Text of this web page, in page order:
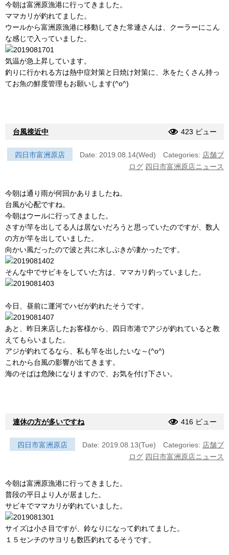
今朝は富洲原漁港に行ってきました。
ママカリが釣れてました。
ウールから富洲原漁港に移動してきた常連さんは、クーラーにこん
な感じで入っていました。
気温が急上昇しています。
釣りに行かれる方は熱中症対策と日焼け対策に、氷をたくさん持っ
てお魚の鮮度管理もお願いします(^o^)
台風接近中 423 ビュー
四日市富洲原店 Date: 2019.08.14(Wed) Categories: 店舗ブ
ログ 四日市富洲原店ニュース
今朝は通り雨が何回かありましたね。
台風が心配ですね。
今朝はウールに行ってきました。
さすが竿を出してる人は居ないだろうと思っていたのですが、数人
の方が竿を出していました。
向かい風だったので波と共に水しぶきが凄かったです。
そんな中でサビキをしていた方は、ママカリ釣っていました。
今日、昼前に運河でハゼが釣れたそうです。
あと、昨日来店したお客様から、四日市港でアジが釣れていると教
えてもらいました。
アジが釣れてるなら、私も竿を出したいな～(^o^)
これから台風の影響が出てきます。
海のそばは危険になりますので、お気を付け下さい。
連休の方が多いですね 416 ビュー
四日市富洲原店 Date: 2019.08.13(Tue) Categories: 店舗ブ
ログ 四日市富洲原店ニュース
今朝は富洲原漁港に行ってきました。
普段の平日より人が居ました。
サビキでママカリが釣れていました。
サイズは小さ目ですが、鈴なりになって釣れてました。
１５センチのサヨリも数匹釣れてるそうです。